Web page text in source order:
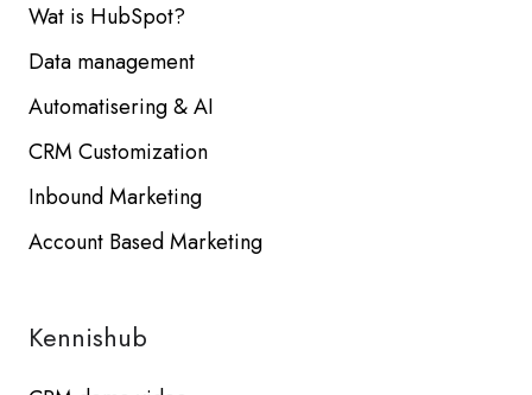
Wat is HubSpot?
Data management
Automatisering & AI
CRM Customization
Inbound Marketing
Account Based Marketing
Kennishub